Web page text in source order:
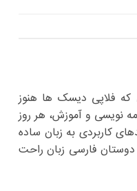
که فلاپی دیسک ها هنوز
برنامه نویسی و آموزش، هر روز
کاربردی به زبان ساده
فارسی زبان راحت